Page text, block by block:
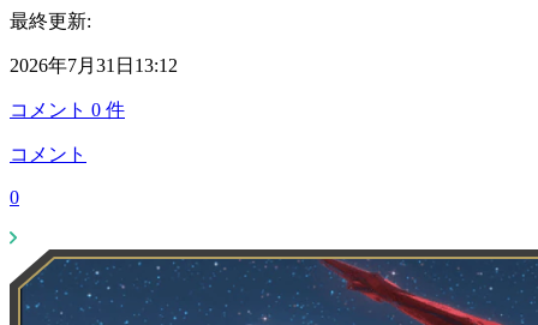
最終更新:
2026年7月31日13:12
コメント 0 件
コメント
0